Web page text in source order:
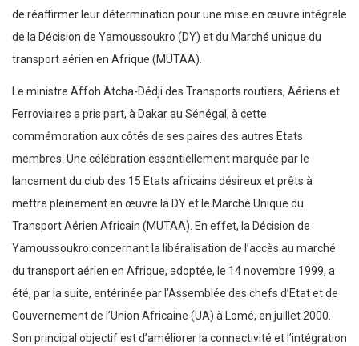
de réaffirmer leur détermination pour une mise en œuvre intégrale
de la Décision de Yamoussoukro (DY) et du Marché unique du
transport aérien en Afrique (MUTAA).
Le ministre Affoh Atcha-Dédji des Transports routiers, Aériens et
Ferroviaires a pris part, à Dakar au Sénégal, à cette
commémoration aux côtés de ses paires des autres Etats
membres. Une célébration essentiellement marquée par le
lancement du club des 15 Etats africains désireux et prêts à
mettre pleinement en œuvre la DY et le Marché Unique du
Transport Aérien Africain (MUTAA). En effet, la Décision de
Yamoussoukro concernant la libéralisation de l’accès au marché
du transport aérien en Afrique, adoptée, le 14 novembre 1999, a
été, par la suite, entérinée par l’Assemblée des chefs d’Etat et de
Gouvernement de l’Union Africaine (UA) à Lomé, en juillet 2000.
Son principal objectif est d’améliorer la connectivité et l’intégration